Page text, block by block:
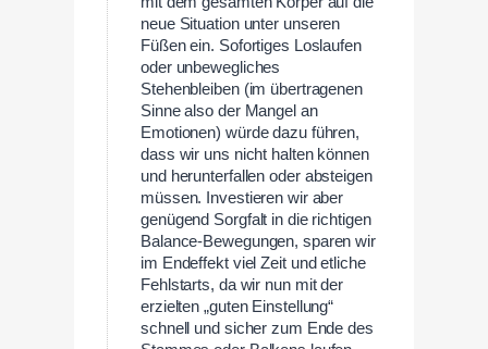
neue Situation unter unseren
Füßen ein. Sofortiges Loslaufen
oder unbewegliches
Stehenbleiben (im übertragenen
Sinne also der Mangel an
Emotionen) würde dazu führen,
dass wir uns nicht halten können
und herunterfallen oder absteigen
müssen. Investieren wir aber
genügend Sorgfalt in die richtigen
Balance-Bewegungen, sparen wir
im Endeffekt viel Zeit und etliche
Fehlstarts, da wir nun mit der
erzielten „guten Einstellung“
schnell und sicher zum Ende des